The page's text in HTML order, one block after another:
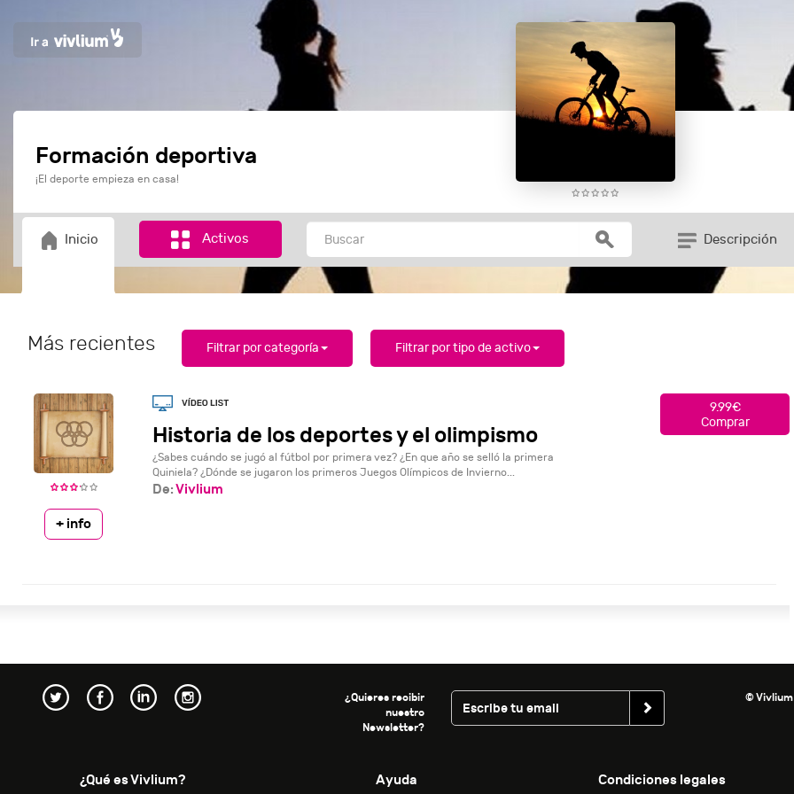
Formación deportiva
¡El deporte empieza en casa!
Inicio Activos Descripción
Más recientes Filtrar por categoría Filtrar por tipo de activo
Historia de los deportes y el olimpismo
¿Sabes cuándo se jugó al fútbol por primera vez? ¿En que año se selló la primera
Quiniela? ¿Dónde se jugaron los primeros Juegos Olímpicos de Invierno...
9.99€
Comprar
+ info
De:Vivlium
¿Quieres recibir
nuestro
Newsletter?
© Vivlium
¿Qué es Vivlium? Ayuda Condiciones legales